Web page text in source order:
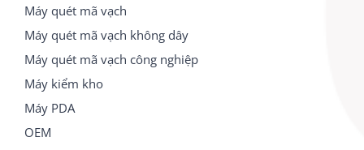
Máy quét mã vạch
Máy quét mã vạch không dây
Máy quét mã vạch công nghiệp
Máy kiểm kho
Máy PDA
OEM